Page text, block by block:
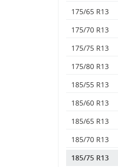
175/65 R13
175/70 R13
175/75 R13
175/80 R13
185/55 R13
185/60 R13
185/65 R13
185/70 R13
185/75 R13